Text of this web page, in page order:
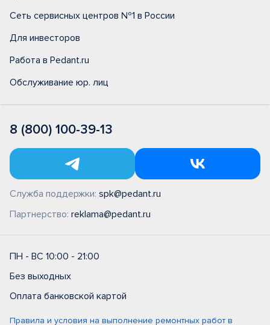
Сеть сервисных центров №1 в России
Для инвесторов
Работа в Pedant.ru
Обслуживание юр. лиц
8 (800) 100-39-13
Служба поддержки: spk@pedant.ru
Партнерство: reklama@pedant.ru
ПН - ВС 10:00 - 21:00
Без выходных
Оплата банковской картой
Правила и условия на выполнение ремонтных работ в